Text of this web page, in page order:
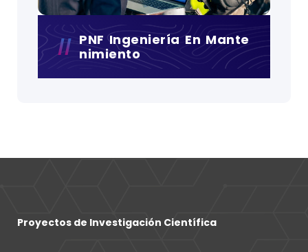
PNF Ingeniería En Mante
Nimiento
Proyectos de Investigación Científica